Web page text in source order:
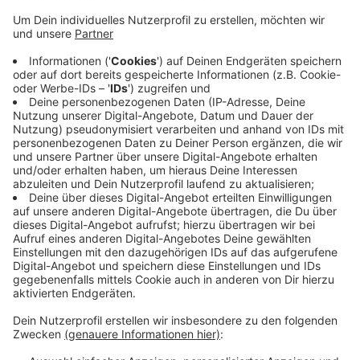
AWG-Chef Martin Bickenbach. An vielen Plätzen in
Wuppertal gebe es eine Flut an Kaffeebechern,
Kippen oder Pizzakartons - und zwar nicht nur in
Mülleimern sondern auch auf der Straße bzw. dem
Bürgersteig. Das bedeute für die Mitarbeiter einen
erheblichen Aufwand. Die Zunahme müsse
gestoppt werden. 350 Tonnen Straßenabfälle hat
die AWG allein im Juni dieses Jahres gesammelt
und im Müllheizkraftwerk verfeuert.
Müllvermeidung müsse deswegen Priorität haben.
Veröffentlicht:Dienstag, 13.08.2019 13:55
Anzeige